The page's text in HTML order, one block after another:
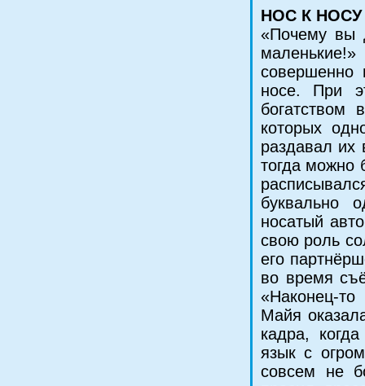
НОС К НОСУ
«Почему вы
совершенно
носе. При
богатством
которых
раздавал их
тогда можно
буквально
носатый
свою роль
его
во время
«Наконец-
Майя
кадра,
язык с
совсем не